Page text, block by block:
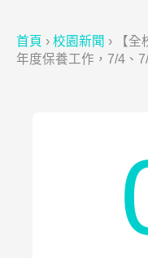
首頁 › 校園新聞 ›
【
年度保養工作，7/4、